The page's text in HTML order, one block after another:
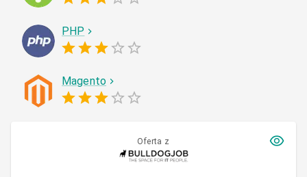
PHP
Magento
Oferta z